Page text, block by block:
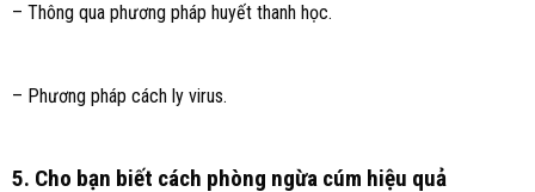
– Thông qua phương pháp huyết thanh học.
– Phương pháp cách ly virus.
5. Cho bạn biết cách phòng ngừa cúm hiệu quả